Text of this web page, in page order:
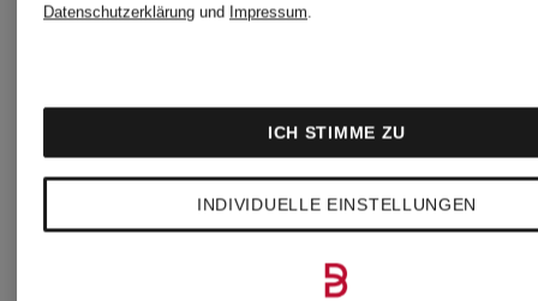
ARTIKEL VON
LILIENFELS
Datenschutzerklärung und Impressum.
INDIVIDUELLE EINSTELLUNGEN
ICH STIMME ZU